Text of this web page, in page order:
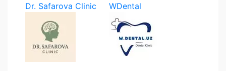
Dr. Safarova Clinic WDental